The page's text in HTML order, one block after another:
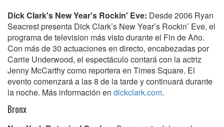
Dick Clark's New Year's Rockin' Eve: Desde 2006 Ryan
Seacrest presenta Dick Clark’s New Year’s Rockin’ Eve, el
programa de television más visto durante el Fin de Año.
Con más de 30 actuaciones en directo, encabezadas por
Carrie Underwood, el espectáculo contará con la actriz
Jenny McCarthy como reportera en Times Square. El
evento comenzará a las 8 de la tarde y continuará durante
la noche. Más información en dickclark.com.
Bronx